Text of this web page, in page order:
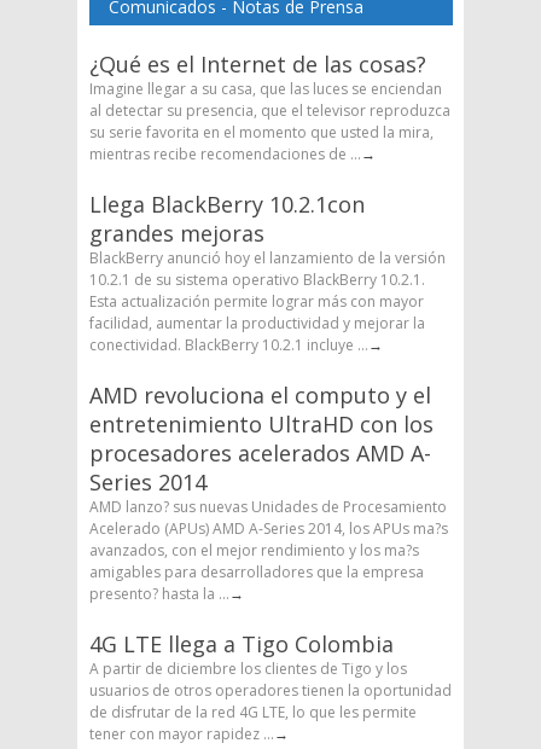
Comunicados - Notas de Prensa
¿Qué es el Internet de las cosas?
Imagine llegar a su casa, que las luces se enciendan
al detectar su presencia, que el televisor reproduzca
su serie favorita en el momento que usted la mira,
mientras recibe recomendaciones de ...→
Llega BlackBerry 10.2.1con
grandes mejoras
BlackBerry anunció hoy el lanzamiento de la versión
10.2.1 de su sistema operativo BlackBerry 10.2.1.
Esta actualización permite lograr más con mayor
facilidad, aumentar la productividad y mejorar la
conectividad. BlackBerry 10.2.1 incluye ...→
AMD revoluciona el computo y el
entretenimiento UltraHD con los
procesadores acelerados AMD A-
Series 2014
AMD lanzo? sus nuevas Unidades de Procesamiento
Acelerado (APUs) AMD A-Series 2014, los APUs ma?s
avanzados, con el mejor rendimiento y los ma?s
amigables para desarrolladores que la empresa
presento? hasta la ...→
4G LTE llega a Tigo Colombia
A partir de diciembre los clientes de Tigo y los
usuarios de otros operadores tienen la oportunidad
de disfrutar de la red 4G LTE, lo que les permite
tener con mayor rapidez ...→